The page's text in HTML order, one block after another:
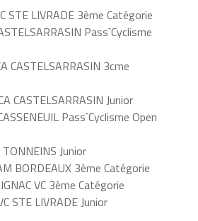
STE LIVRADE 3ème Catégorie
Pass`Cyclisme
CASTELSARRASIN 3cme
CASTELSARRASIN Junior
Pass`Cyclisme Open
Junior
BORDEAUX 3ème Catégorie
VC 3ème Catégorie
STE LIVRADE Junior